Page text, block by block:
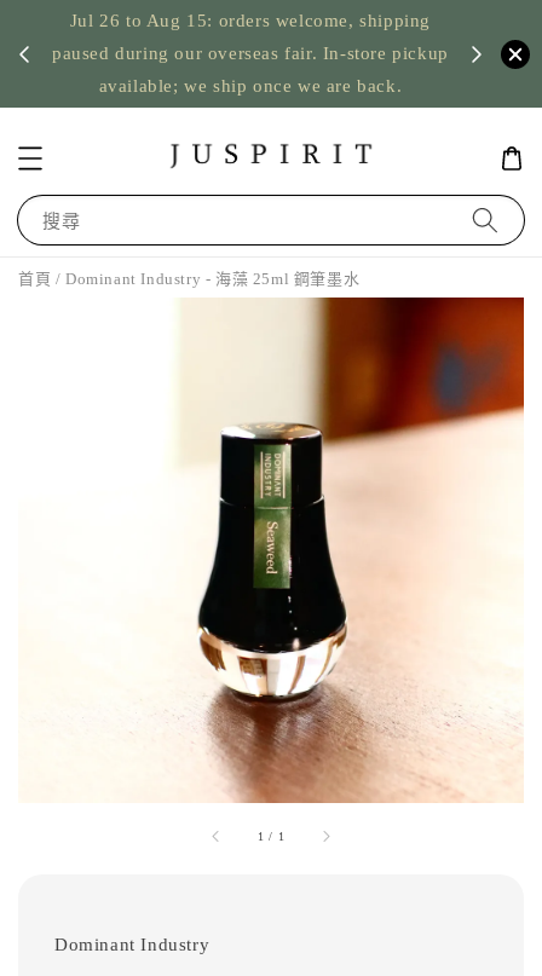
Jul 26 to Aug 15: orders welcome, shipping
paused during our overseas fair. In-store pickup
available; we ship once we are back.
US
搜尋
首頁 / Dominant Industry - 海藻 25ml 鋼筆墨水
1 / 1
Dominant Industry